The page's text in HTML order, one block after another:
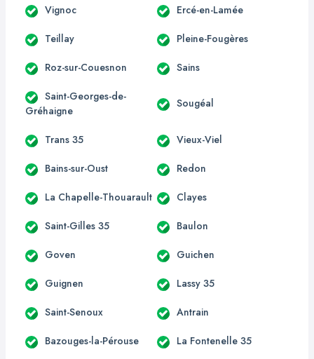
Vignoc Ercé-en-Lamée
Teillay Pleine-Fougères
Roz-sur-Couesnon Sains
Saint-Georges-de-
Gréhaigne
Sougéal
Trans 35 Vieux-Viel
Bains-sur-Oust Redon
La Chapelle-Thouarault Clayes
Saint-Gilles 35 Baulon
Goven Guichen
Guignen Lassy 35
Saint-Senoux Antrain
Bazouges-la-Pérouse La Fontenelle 35